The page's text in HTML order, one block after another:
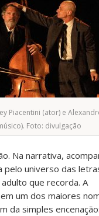
Piacentini (ator) e
Foto: divulgação
Na narrativa,
pelo universo das
que recorda. A
um dos maiores
da simples